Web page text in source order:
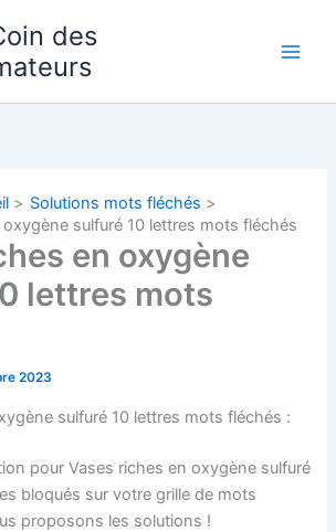
des
Solutions mots fléchés
sulfuré 10 lettres mots fléchés
en oxygène
lettres mots
2023
sulfuré 10 lettres mots fléchés :
pour Vases riches en oxygène sulfuré
bloqués sur votre grille de mots
proposons les solutions !